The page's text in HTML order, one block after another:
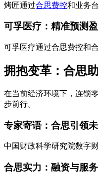
烤匠通过合思费控和业务
可孚医疗：精准预测
可孚医疗通过合思费控和
拥抱变革：合思
在当前经济环境下，连锁
步前行。
专家寄语：合思引领
中国财政科学研究院数字
合思实力：融资与服